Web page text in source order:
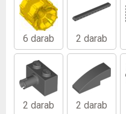
6 darab 2 darab
2 darab 2 darab